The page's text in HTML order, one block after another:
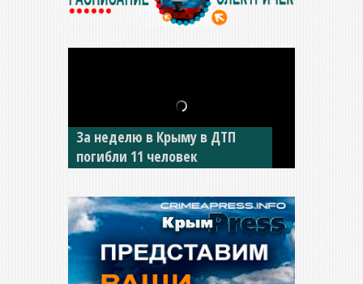
За неделю в Крыму в ДТП
погибли 11 человек
В Джанкое водитель ВАЗа
сбил двух детей на «зебре»